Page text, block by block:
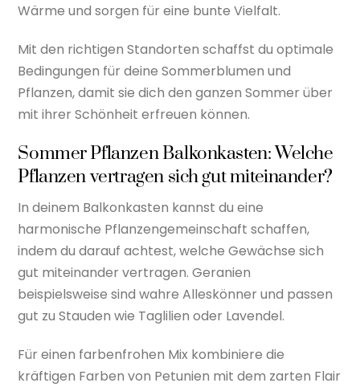
Wärme und sorgen für eine bunte Vielfalt.
Mit den richtigen Standorten schaffst du optimale
Bedingungen für deine Sommerblumen und
Pflanzen, damit sie dich den ganzen Sommer über
mit ihrer Schönheit erfreuen können.
Sommer Pflanzen Balkonkasten: Welche
Pflanzen vertragen sich gut miteinander?
In deinem Balkonkasten kannst du eine
harmonische Pflanzengemeinschaft schaffen,
indem du darauf achtest, welche Gewächse sich
gut miteinander vertragen. Geranien
beispielsweise sind wahre Alleskönner und passen
gut zu Stauden wie Taglilien oder Lavendel.
Für einen farbenfrohen Mix kombiniere die
kräftigen Farben von Petunien mit dem zarten Flair